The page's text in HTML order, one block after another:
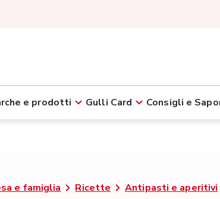
e prodotti Gulli Card Consigli e
e famiglia Ricette Antipasti e aperitivi